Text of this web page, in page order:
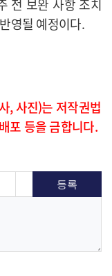
전 보완 사항 조치
영될 예정이다.
, 사진)는 저작권법
포 등을 금합니다.